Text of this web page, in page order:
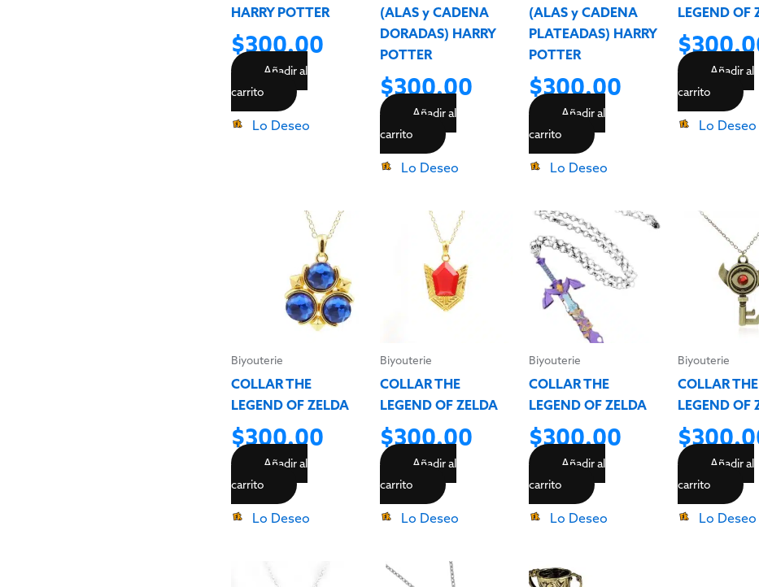
HARRY POTTER
$300.00
Añadir al
carrito
Lo Deseo
(ALAS y CADENA
DORADAS) HARRY
POTTER
$300.00
Añadir al
carrito
Lo Deseo
(ALAS y CADENA
PLATEADAS) HARRY
POTTER
$300.00
Añadir al
carrito
Lo Deseo
LEGEND OF
$
Añadir al
carrito
Lo Deseo
Biyouterie
COLLAR THE
LEGEND OF ZELDA
$300.00
Añadir al
carrito
Lo Deseo
Biyouterie
COLLAR THE
LEGEND OF ZELDA
$300.00
Añadir al
carrito
Lo Deseo
Biyouterie
COLLAR THE
LEGEND OF ZELDA
$300.00
Añadir al
carrito
Lo Deseo
Biyouterie
COLLAR THE
LEGEND OF
$
Añadir al
carrito
Lo Deseo